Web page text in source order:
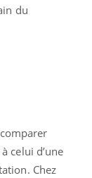
du
celui d’une
Chez